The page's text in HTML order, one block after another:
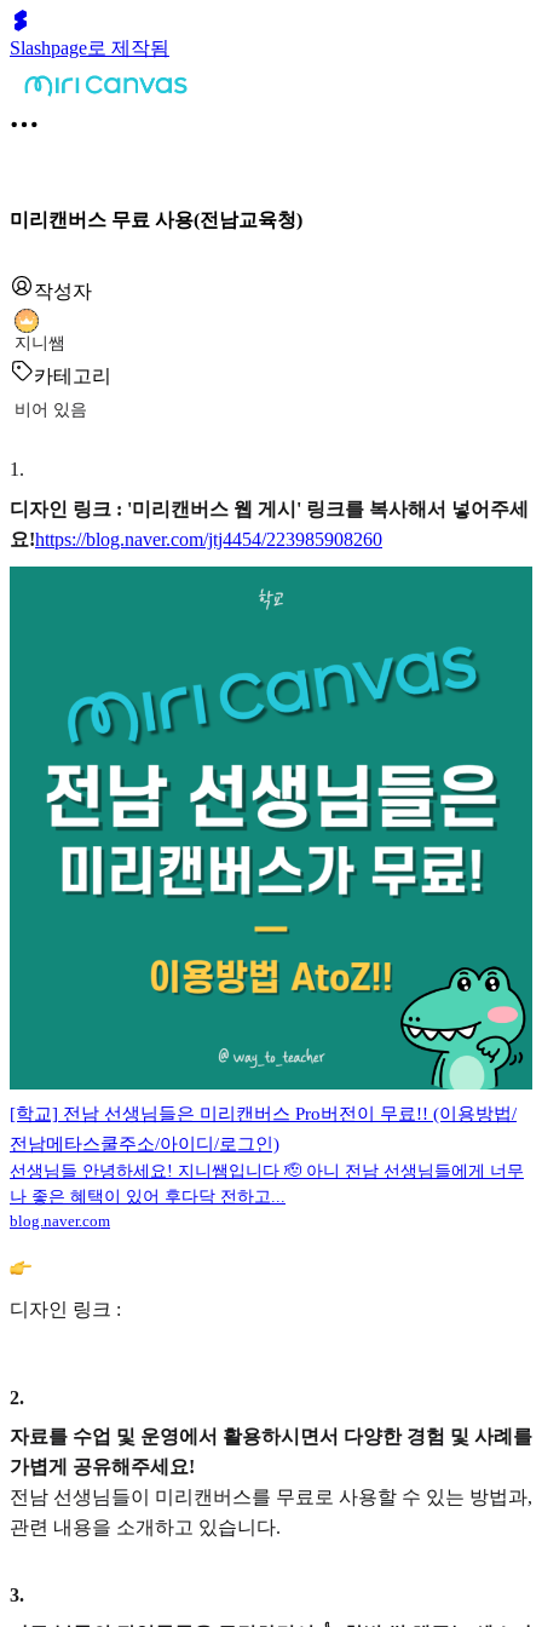
Slashpage로 제작됨
미리캔버스 무료 사용(전남교육청)
작성자
지니쌤
카테고리
비어 있음
1 .
디자인 링크 : '미리캔버스 웹 게시' 링크를 복사해서 넣어주세
요!https://blog.naver.com/jtj4454/223985908260
[학교] 전남 선생님들은 미리캔버스 Pro버전이 무료!! (이용방법/
전남메타스쿨주소/아이디/로그인)
선생님들 안녕하세요! 지니쌤입니다 🫡 아니 전남 선생님들에게 너무
나 좋은 혜택이 있어 후다닥 전하고...
blog.naver.com
디자인 링크 :
2.
자료를 수업 및 운영에서 활용하시면서 다양한 경험 및 사례를
가볍게 공유해주세요!
전남 선생님들이 미리캔버스를 무료로 사용할 수 있는 방법과,
관련 내용을 소개하고 있습니다.
3.